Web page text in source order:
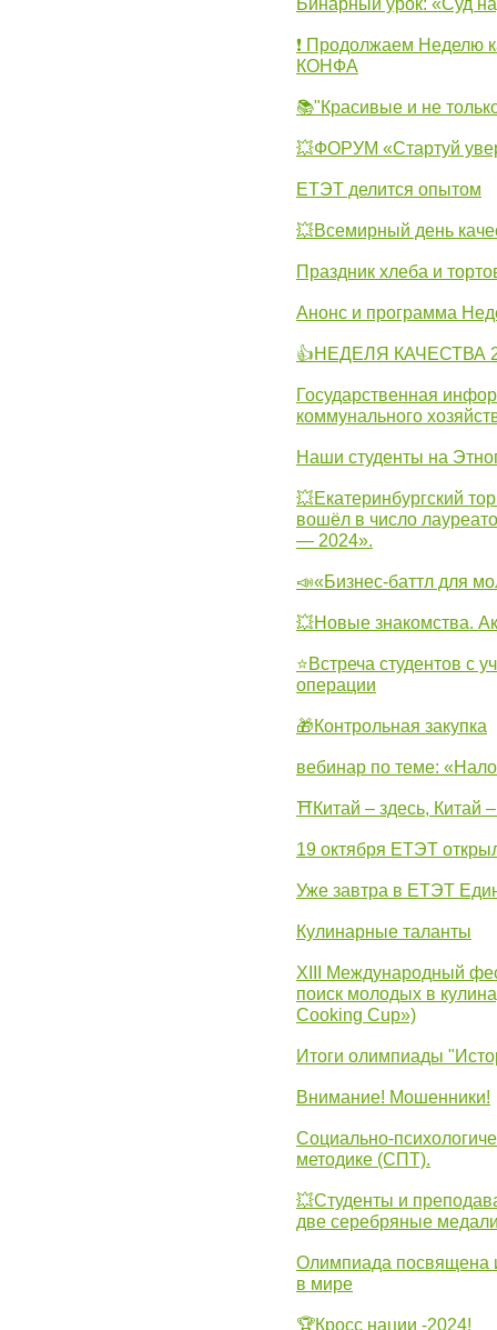
Бинарный урок: «Суд
❗ Продолжаем Неделю
КОНФА
📚"Красивые и не
💥ФОРУМ «Стартуй
ЕТЭТ делится опытом
💥Всемирный день
Праздник хлеба и
Анонс и программа
👍НЕДЕЛЯ КАЧЕСТВА
Государственная
коммунального
Наши студенты на
💥Екатеринбургский
вошёл в число
— 2024».
📣«Бизнес-баттл для
💥Новые знакомства.
⭐Встреча студентов с
операции
🎁Контрольная закупка
вебинар по теме:
⛩Китай – здесь, Китай
19 октября ЕТЭТ
Уже завтра в ЕТЭТ
Кулинарные таланты
XIII Международный
поиск молодых в
Cooking Cup»)
Итоги олимпиады
Внимание! Мошенники!
Социально-
методике (СПТ).
💥Студенты и
две серебряные
Олимпиада посвящена
в мире
🏆Кросс нации -2024!